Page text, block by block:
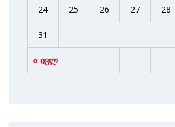
« ივლ
24 25 26 27 28
31